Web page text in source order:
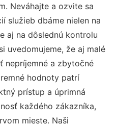
Neváhajte a ozvite sa
služieb dbáme nielen na
aj na dôslednú kontrolu
uvedomujeme, že aj malé
nepríjemné a zbytočné
hodnoty patrí
prístup a úprimná
každého zákazníka,
mieste. Naši